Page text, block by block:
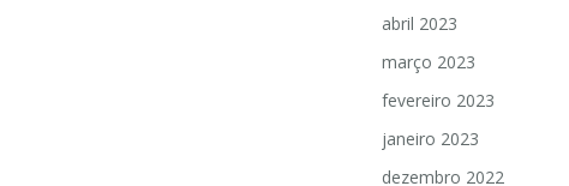
abril 2023
março 2023
fevereiro 2023
janeiro 2023
dezembro 2022